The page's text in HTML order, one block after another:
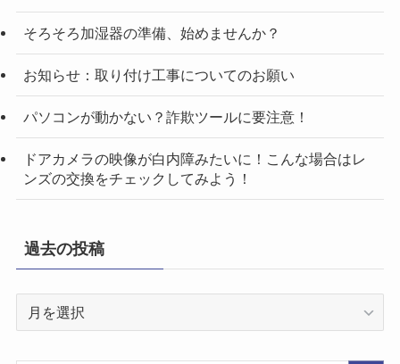
そろそろ加湿器の準備、始めませんか？
お知らせ：取り付け工事についてのお願い
パソコンが動かない？詐欺ツールに要注意！
ドアカメラの映像が白内障みたいに！こんな場合はレ
ンズの交換をチェックしてみよう！
過去の投稿